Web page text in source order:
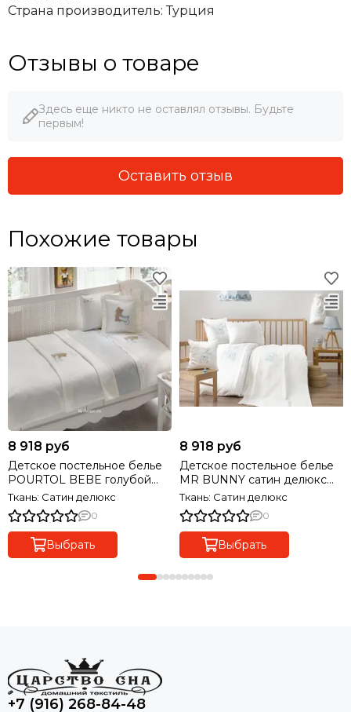
Страна производитель: Турция
Отзывы о товаре
Здесь еще никто не оставлял отзывы. Будьте
первым!
Оставить отзыв
Похожие товары
8 918 руб
Детское постельное белье
POURTOL BEBE голубой
сатин делюкс TIVOLYO
HOME Турция
Ткань: Сатин делюкс
0
Выбрать
8 918 руб
Детское постельное белье
MR BUNNY сатин делюкс
TIVOLYO HOME Турция
Ткань: Сатин делюкс
0
Выбрать
+7 (916) 268-84-48